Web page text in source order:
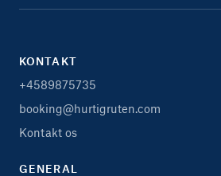
KONTAKT
+4589875735
booking@hurtigruten.com
Kontakt os
GENERAL